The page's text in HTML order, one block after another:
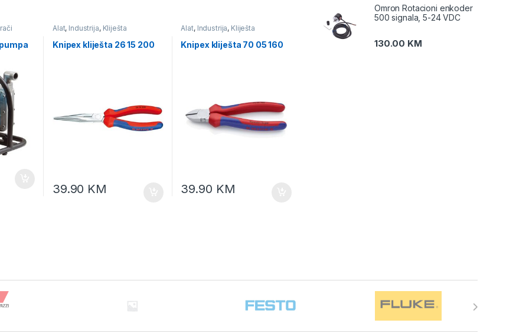
Alat, Industrija, Kliješta
Knipex kliješta 26 15 200
39.90 KM
Alat, Industrija, Kliješta
Knipex kliješta 70 05 160
39.90 KM
Omron Rotacioni enkoder
500 signala, 5-24 VDC
130.00 KM